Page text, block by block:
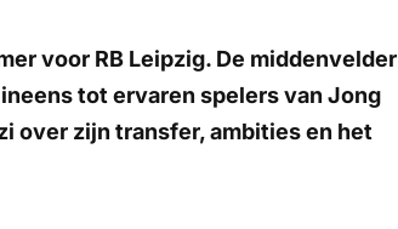
voor RB Leipzig. De middenvelder
tot ervaren spelers van Jong
over zijn transfer, ambities en het